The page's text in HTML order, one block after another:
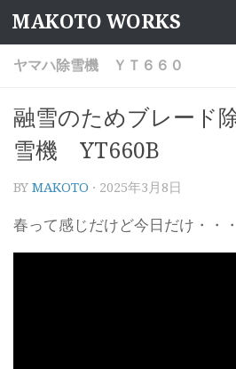
コンテンツへスキップ
MAKOTO WORKS
ヤマハ除雪機 ＹＴ６６０
融雪のためブレード
雪機 YT660B
BY MAKOTO · 2025年3月8日
春って感じだけど今日だけ・・